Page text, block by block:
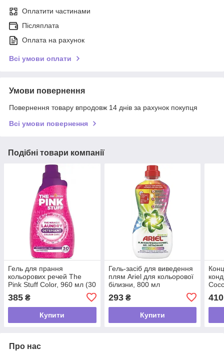
Оплатити частинами
Післяплата
Оплата на рахунок
Всі умови оплати
Умови повернення
Повернення товару впродовж 14 днів за рахунок покупця
Всі умови повернення
Подібні товари компанії
Гель для прання
кольорових речей The
Pink Stuff Color, 960 мл (30
385 ₴
Купити
Гель-засіб для виведення
плям Ariel для кольорової
білизни, 800 мл
293₴
Купити
410
Про нас